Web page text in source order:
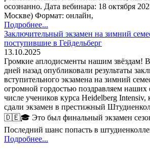
осознанно. Дата вебинара: 18 октября
Москве) Формат: онлайн,
Подробнее...
Заключительный экзамен на зимний
поступившие в Гейдельберг
13.10.2025
Громкие аплодисменты нашим звёздам!
дней назад опубликовали результаты
вступительного экзамена на зимний
огромной гордостью поздравляем наших
числе учеников курса Heidelberg
сдали экзамен в престижный
🇩🇪🎓 Это был финальный экзамен
Последний шанс попасть в
Подробнее...